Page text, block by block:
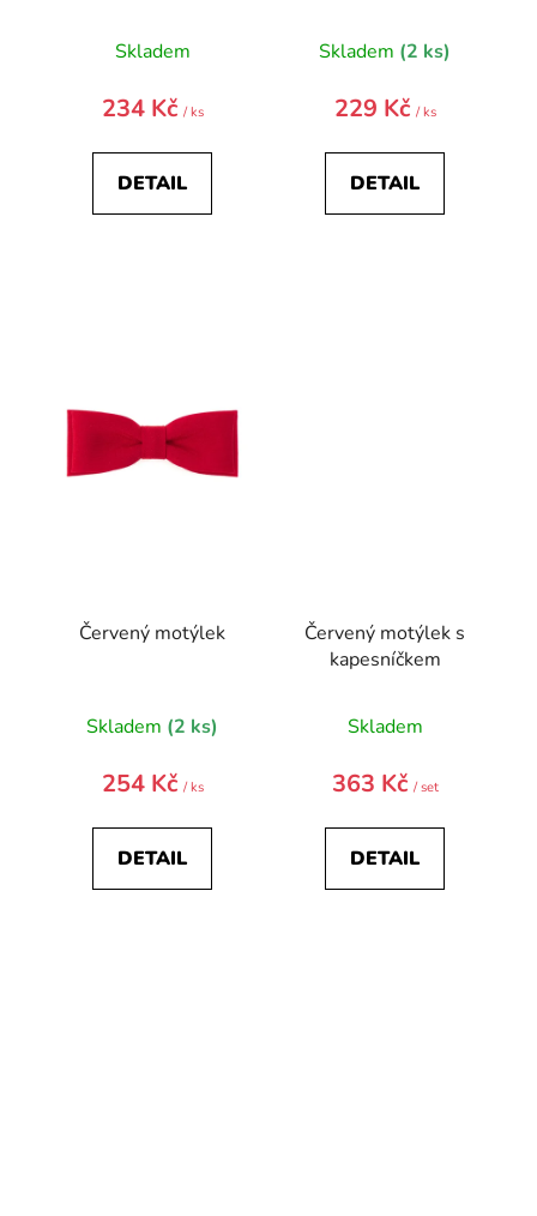
Skladem
234 Kč / ks
DETAIL
Skladem (2 ks)
229 Kč / ks
DETAIL
Červený motýlek
Skladem (2 ks)
254 Kč / ks
DETAIL
Červený motýlek s
kapesníčkem
Skladem
363 Kč / set
DETAIL